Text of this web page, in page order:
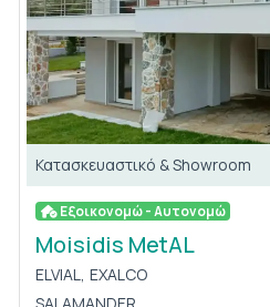
Κατασκευαστικό & Showroom
Εξοικονομώ - Αυτονομώ
Moisidis MetAL
ELVIAL, EXALCO